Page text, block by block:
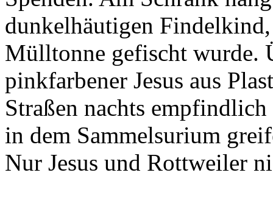
dunkelhäutigen
Mülltonne gefischt wurde.
pinkfarbener Jesus aus
Straßen nachts
in dem Sammelsurium
Nur Jesus und Rottweiler